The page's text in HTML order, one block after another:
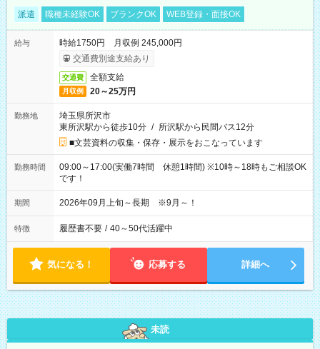
派遣 職種未経験OK ブランクOK WEB登録・面接OK
給与
時給1750円 月収例 245,000円
交通費別途支給あり
交通費 全額支給
月収例 20～25万円
勤務地
埼玉県所沢市
東所沢駅から徒歩10分 / 所沢駅から民間バス12分
■文芸資料の収集・保存・展示をおこなっています
勤務時間
09:00～17:00(実働7時間 休憩1時間) ※10時～18時もご相談OK
です！
期間 2026年09月上旬～長期 ※9月～！
特徴 履歴書不要 / 40～50代活躍中
気になる！ 応募する 詳細へ
未読